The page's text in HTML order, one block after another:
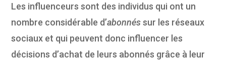
Les influenceurs sont des individus qui ont un
nombre considérable d’abonnéssur les réseaux
sociaux et qui peuvent donc influencer les
décisions d’achat de leurs abonnés grâce à leur